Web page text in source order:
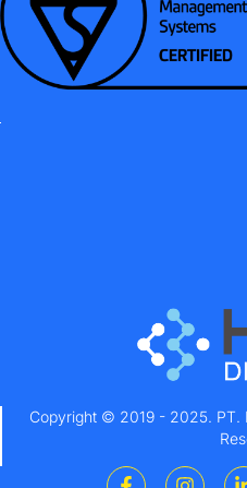
Copyright © 2019 - 2025. PT.